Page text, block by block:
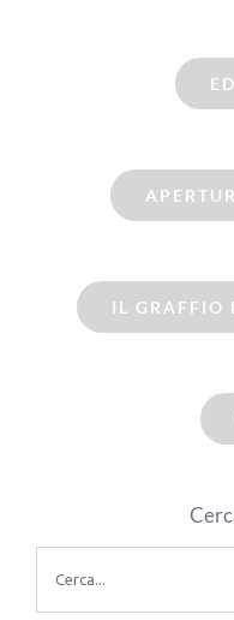
IL GRAFFIO
per: